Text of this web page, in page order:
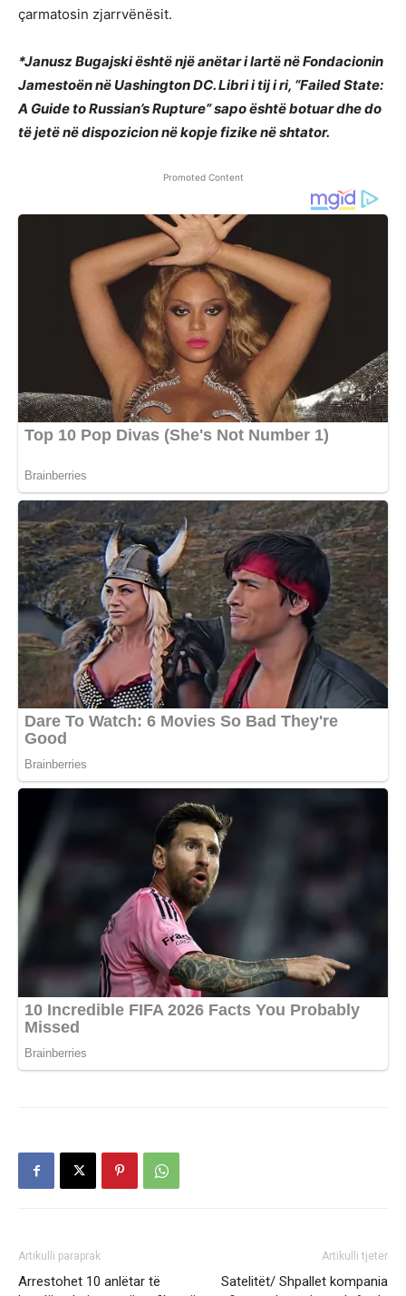
çarmatosin zjarrvënësit.
*Janusz Bugajski është një anëtar i lartë në Fondacionin
Jamestoën në Uashington DC. Libri i tij i ri, “Failed State:
A Guide to Russian’s Rupture” sapo është botuar dhe do
të jetë në dispozicion në kopje fizike në shtator.
Promoted Content
Artikulli paraprak
Arrestohet 10 anlëtar të
Artikulli tjetër
Satelitët/ Shpallet kompania